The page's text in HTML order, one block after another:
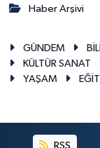
Haber Arşivi
GÜNDEM
KÜLTÜR SANAT
YAŞAM
RSS